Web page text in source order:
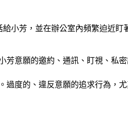
小芳，並在辦公室內頻繁迫近盯
意願的邀約、通訊、盯視、私
度的、違反意願的追求行為，